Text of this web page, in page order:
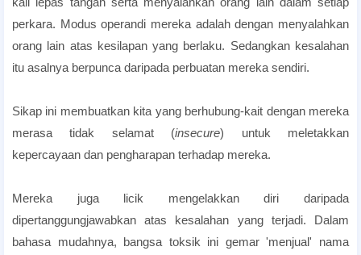
perkara. Modus operandi mereka adalah dengan menyalahkan
orang lain atas kesilapan yang berlaku. Sedangkan kesalahan
itu asalnya berpunca daripada perbuatan mereka sendiri.
Sikap ini membuatkan kita yang berhubung-kait dengan mereka
merasa tidak selamat (insecure) untuk meletakkan
kepercayaan dan pengharapan terhadap mereka.
Mereka juga licik mengelakkan diri daripada
dipertanggungjawabkan atas kesalahan yang terjadi. Dalam
bahasa mudahnya, bangsa toksik ini gemar 'menjual' nama